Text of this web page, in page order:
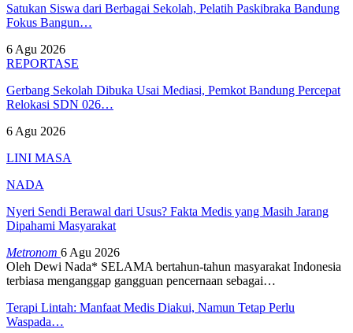
Satukan Siswa dari Berbagai Sekolah, Pelatih Paskibraka Bandung
Fokus Bangun…
6 Agu 2026
REPORTASE
Gerbang Sekolah Dibuka Usai Mediasi, Pemkot Bandung Percepat
Relokasi SDN 026…
6 Agu 2026
LINI MASA
NADA
Nyeri Sendi Berawal dari Usus? Fakta Medis yang Masih Jarang
Dipahami Masyarakat
Metronom 6 Agu 2026
Oleh Dewi Nada* SELAMA bertahun-tahun masyarakat Indonesia
terbiasa menganggap gangguan pencernaan sebagai…
Terapi Lintah: Manfaat Medis Diakui, Namun Tetap Perlu
Waspada…